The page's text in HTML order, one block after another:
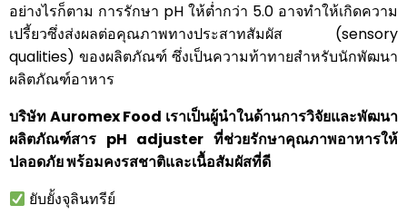
อย่างไรก็ตาม การรักษา pH ให้ต่ำกว่า 5.0 อาจทำให้เกิดความ
เปรี้ยวซึ่งส่งผลต่อคุณภาพทางประสาทสัมผัส (sensory
qualities) ของผลิตภัณฑ์ ซึ่งเป็นความท้าทายสำหรับนักพัฒนา
ผลิตภัณฑ์อาหาร
บริษัท Auromex Food เราเป็นผู้นำในด้านการวิจัยและพัฒนา
ผลิตภัณฑ์สาร pH adjuster ที่ช่วยรักษาคุณภาพอาหารให้
ปลอดภัย พร้อมคงรสชาติและเนื้อสัมผัสที่ดี
ยับยั้งจุลินทรีย์